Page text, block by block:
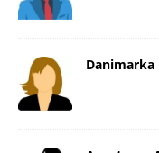
Danimarka